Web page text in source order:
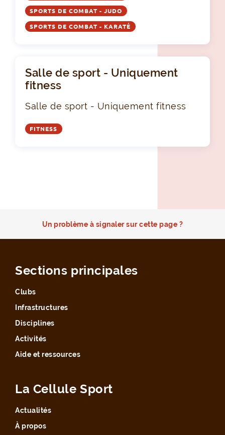
SPORTS DE COMBAT - JUDO
SPORTS DE COMBAT - KARATÉ
Salle de sport - Uniquement
fitness
Salle de sport - Uniquement fitness
FITNESS
Un problème à signaler sur cette page ?
Sections principales
Clubs
Infrastructures
Disciplines
Activités
Aide et ressources
La Cellule Sport
Actualités
À propos